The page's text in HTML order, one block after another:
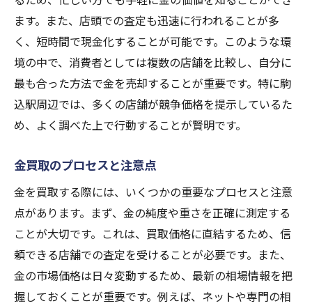
のコツ
買取価格を上げるための裏技
買取契約時の注意点
金の市場価格をチェックする方法
駒込駅周辺の穴場店舗の見つけ方
金買取で失敗しないためのポイント
お得に買取を進めるための準備
きこと
買取前に行うべき事前調査
金の価値を最大化するための保管方法
駒込駅周辺の買取店舗の選び方
買取条件の比較とその重要性
ます。また、店頭での査定も迅速に行われることが多
く、短時間で現金化することが可能です。このような環
境の中で、消費者としては複数の店舗を比較し、自分に
最も合った方法で金を売却することが重要です。特に駒
込駅周辺では、多くの店舗が競争価格を提示しているた
め、よく調べた上で行動することが賢明です。
金買取のプロセスと注意点
金を買取する際には、いくつかの重要なプロセスと注意
点があります。まず、金の純度や重さを正確に測定する
ことが大切です。これは、買取価格に直結するため、信
頼できる店舗での査定を受けることが必要です。また、
金の市場価格は日々変動するため、最新の相場情報を把
握しておくことが重要です。例えば、ネットや専門の相